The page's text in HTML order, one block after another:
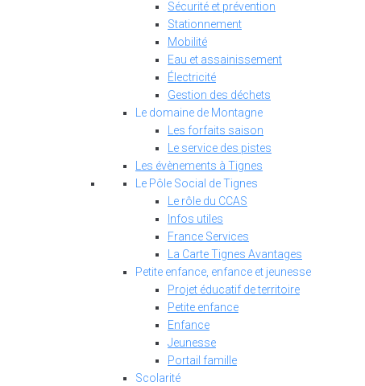
Sécurité et prévention
Stationnement
Mobilité
Eau et assainissement
Électricité
Gestion des déchets
Le domaine de Montagne
Les forfaits saison
Le service des pistes
Les évènements à Tignes
Le Pôle Social de Tignes
Le rôle du CCAS
Infos utiles
France Services
La Carte Tignes Avantages
Petite enfance, enfance et jeunesse
Projet éducatif de territoire
Petite enfance
Enfance
Jeunesse
Portail famille
Scolarité